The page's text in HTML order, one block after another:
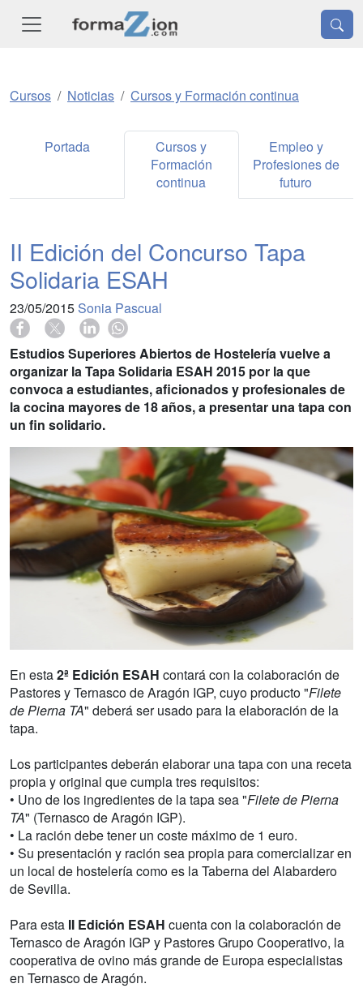
Cursos Noticias Cursos y Formación continua
Portada
Cursos y
Formación
continua
Empleo y
Profesiones de
futuro
II Edición del Concurso Tapa
Solidaria ESAH
23/05/2015 Sonia Pascual
Estudios Superiores Abiertos de Hostelería vuelve a
organizar la Tapa Solidaria ESAH 2015 por la que
convoca a estudiantes, aficionados y profesionales de
la cocina mayores de 18 años, a presentar una tapa con
un fin solidario.
En esta2ª Edición ESAH contará con la colaboración de
Pastores y Ternasco de Aragón IGP, cuyo producto "Filete
de Pierna TA" deberá ser usado para la elaboración de la
tapa.
Los participantes deberán elaborar una tapa con una receta
propia y original que cumpla tres requisitos:
• Uno de los ingredientes de la tapa sea "Filete de Pierna
TA" (Ternasco de Aragón IGP).
• La ración debe tener un coste máximo de 1 euro.
• Su presentación y ración sea propia para comercializar en
un local de hostelería como es la Taberna del Alabardero
de Sevilla.
Para esta II Edición ESAH cuenta con la colaboración de
Ternasco de Aragón IGP y Pastores Grupo Cooperativo, la
cooperativa de ovino más grande de Europa especialistas
en Ternasco de Aragón.